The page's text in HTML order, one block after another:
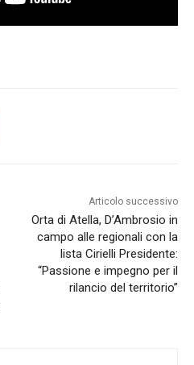
Articolo successivo
Orta di Atella, D’Ambrosio in
campo alle regionali con la
lista Cirielli Presidente:
“Passione e impegno per il
rilancio del territorio”